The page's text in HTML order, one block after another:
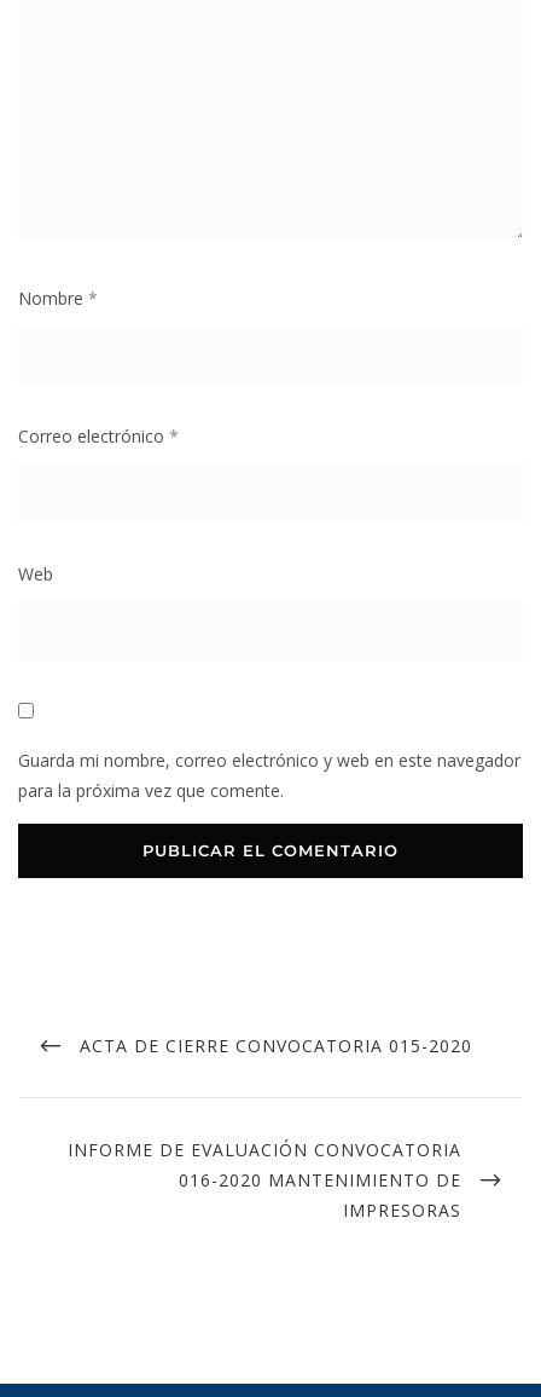
Nombre *
Correo electrónico *
Web
Guarda mi nombre, correo electrónico y web en este navegador
para la próxima vez que comente.
ACTA DE CIERRE CONVOCATORIA 015-2020
INFORME DE EVALUACIÓN CONVOCATORIA
016-2020 MANTENIMIENTO DE
IMPRESORAS